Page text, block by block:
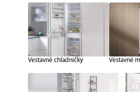
Vestavné chladničky Vestavné